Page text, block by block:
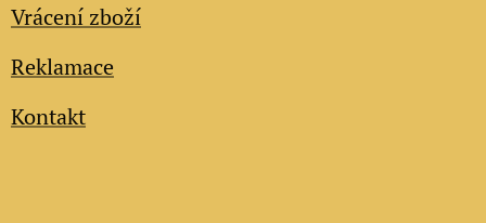
Vrácení zboží
Reklamace
Kontakt